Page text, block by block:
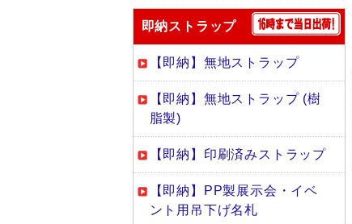
即納ストラップ
【即納】無地ストラップ
【即納】無地ストラップ (樹
脂製)
【即納】印刷済みストラップ
【即納】PP製展示会・イベ
ント用吊下げ名札